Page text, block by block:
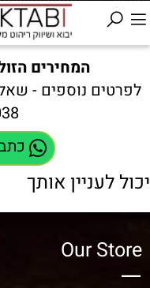
המחירים
לפרטים נוספים -
יכול לעניין אותך
Our Store